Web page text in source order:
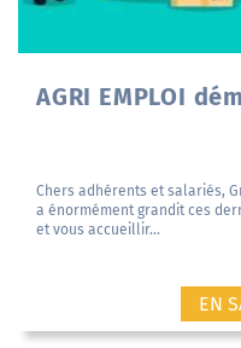
AGRI EMPLOI
Chers adhérents et salariés,
a énormément grandit ces
et vous accueillir...
EN